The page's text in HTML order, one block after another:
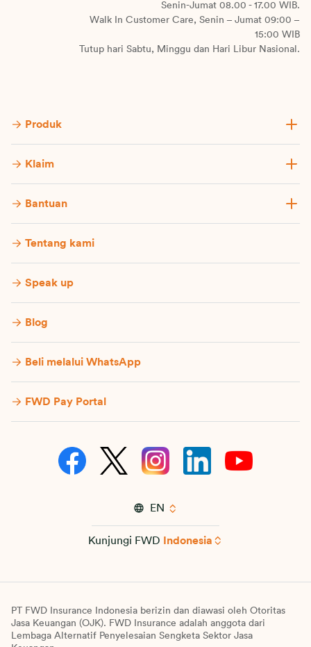
Senin-Jumat 08.00 - 17.00 WIB.
Walk In Customer Care, Senin – Jumat 09:00 –
15:00 WIB
Tutup hari Sabtu, Minggu dan Hari Libur Nasional.
Produk
Klaim
Bantuan
Tentang kami
Speak up
Blog
Beli melalui WhatsApp
FWD Pay Portal
EN
Kunjungi FWD Indonesia
PT FWD Insurance Indonesia berizin dan diawasi oleh Otoritas
Jasa Keuangan (OJK). FWD Insurance adalah anggota dari
Lembaga Alternatif Penyelesaian Sengketa Sektor Jasa